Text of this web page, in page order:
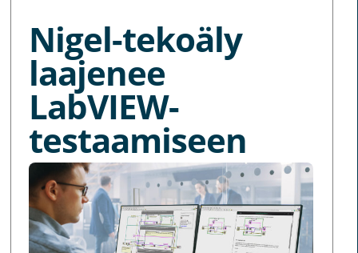
Nigel-tekoäly
laajenee
LabVIEW-
testaamiseen